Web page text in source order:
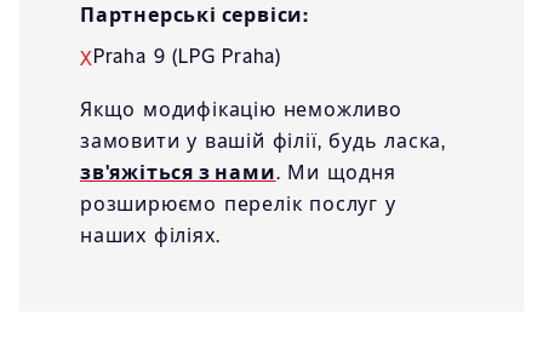
Партнерські сервіси:
XPraha 9 (LPG Praha)
Якщо модифікацію неможливо
замовити у вашій філії, будь ласка,
зв'яжіться з нами. Ми щодня
розширюємо перелік послуг у
наших філіях.